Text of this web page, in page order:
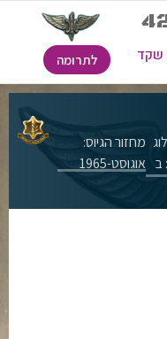
שקד לתרומה
ב
מחזור הגיוס:
אוגוסט-1965